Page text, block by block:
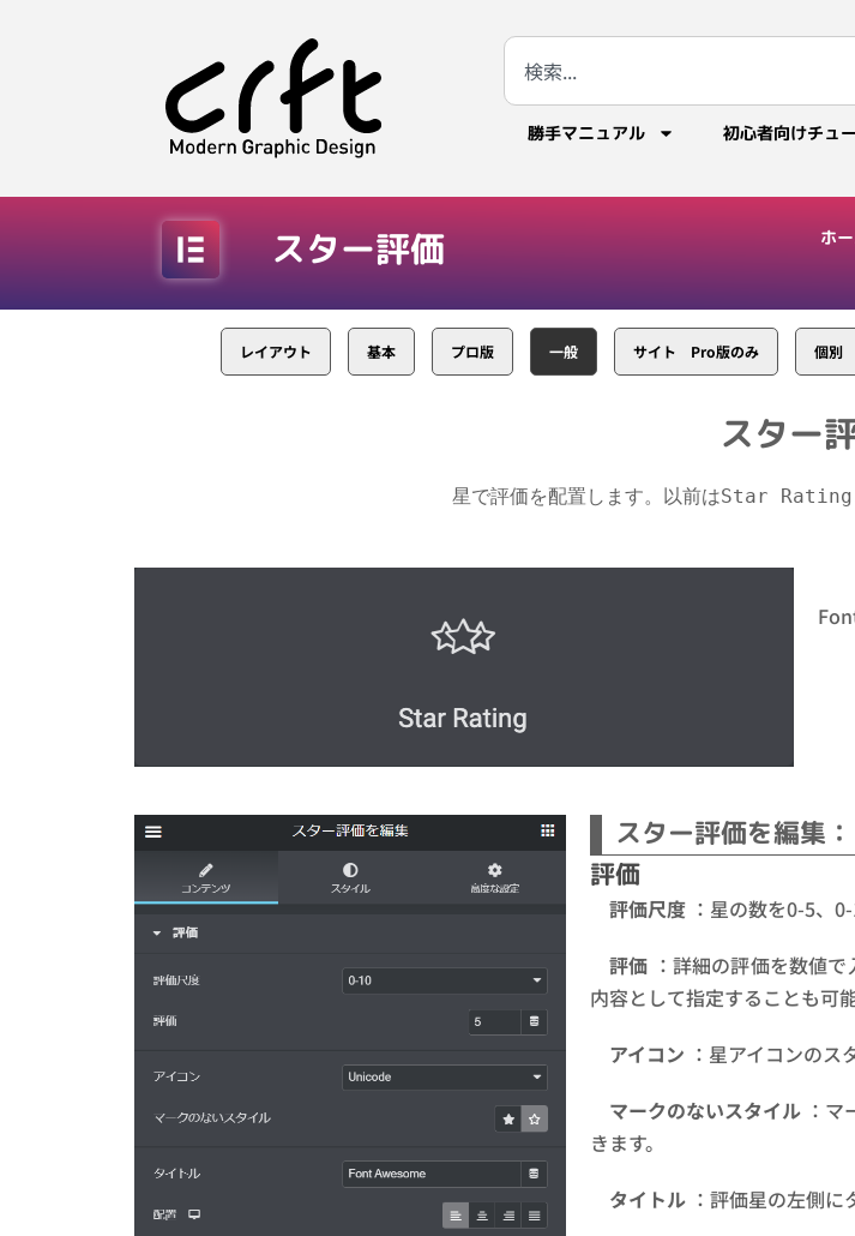
勝手マニュアル 初心者向けチュ
スター評価 ホ
レイアウト 基本 プロ版 一般 サイト Pro版のみ 個別
スター
星で評価を配置します。以前はStar Rating
スター評価を編集
評価
評価尺度：星の数を0-5、0-
評価 ：詳細の評価を数値
内容として指定することも可能
アイコン ：星アイコンの
マークのないスタイル：マ
きます。
タイトル：評価星の左側に